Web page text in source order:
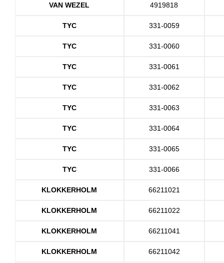
VAN WEZEL 4919818
TYC 331-0059
TYC 331-0060
TYC 331-0061
TYC 331-0062
TYC 331-0063
TYC 331-0064
TYC 331-0065
TYC 331-0066
KLOKKERHOLM 66211021
KLOKKERHOLM 66211022
KLOKKERHOLM 66211041
KLOKKERHOLM 66211042